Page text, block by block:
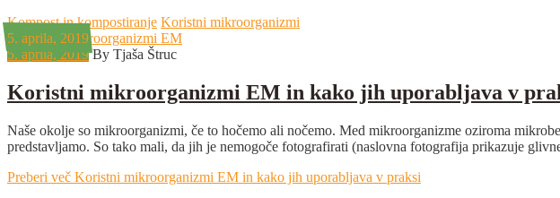
Kompost in kompostiranje Koristni mikroorganizmi
5. aprila, 2019
5. aprila, 2019
By Tjaša Štruc
Koristni mikroorganizmi EM in kako jih uporabljava v
Naše okolje so mikroorganizmi, če to hočemo ali nočemo. Med mikroorganizme oziroma
predstavljamo. So tako mali, da jih je nemogoče fotografirati (naslovna fotografija prikazuje
Preberi več Koristni mikroorganizmi EM in kako jih uporabljava v praksi